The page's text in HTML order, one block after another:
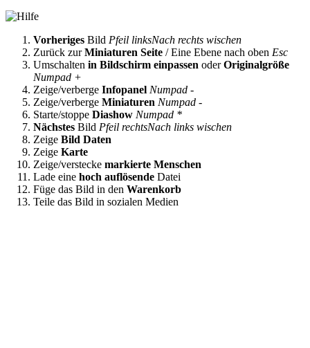
Vorheriges Bild Pfeil linksNach rechts wischen
Zurück zurMiniaturen Seite / Eine Ebene nach oben Esc
Umschalten in Bildschirm einpassen oderOriginalgröße
Numpad +
Zeige/verberge Infopanel Numpad -
Zeige/verberge Miniaturen Numpad -
Starte/stoppe Diashow Numpad *
Nächstes Bild Pfeil rechtsNach links wischen
Zeige Bild Daten
Zeige Karte
Zeige/verstecke markierte Menschen
Lade eine hoch auflösende Datei
Füge das Bild in den Warenkorb
Teile das Bild in sozialen Medien